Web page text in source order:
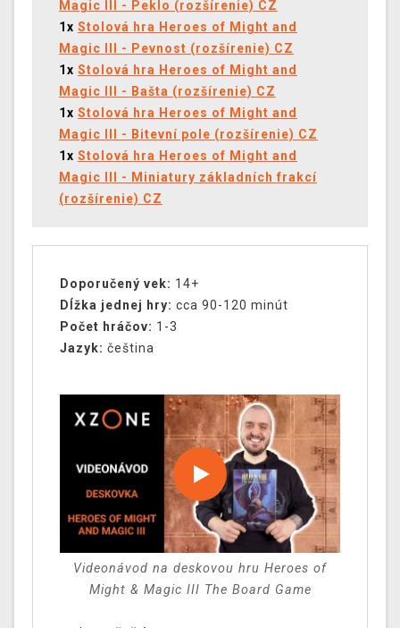
Magic III - Peklo (rozšírenie) CZ
1x Stolová hra Heroes of Might and
Magic III - Pevnost (rozšírenie) CZ
1x Stolová hra Heroes of Might and
Magic III - Bašta (rozšírenie) CZ
1x Stolová hra Heroes of Might and
Magic III - Bitevní pole (rozšírenie) CZ
1x Stolová hra Heroes of Might and
Magic III - Miniatury základních frakcí
(rozšírenie) CZ
Doporučený vek: 14+
Dĺžka jednej hry: cca 90-120 minút
Počet hráčov: 1-3
Jazyk: čeština
Videonávod na deskovou hru Heroes of
Might & Magic III The Board Game